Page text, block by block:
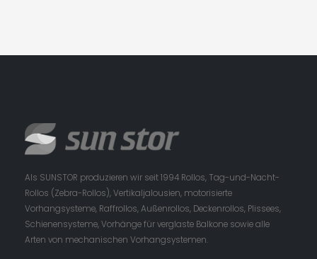
Als SUNSTOR produzieren wir seit 1994 Rollos, Tag-und-Nacht-
Rollos (Zebra-Rollos), Vertikaljalousien, motorisierte
Vorhangsysteme, Raffrollos, Außenrollos, Deckenrollos, Plissees,
Schienensysteme, Vorhänge für verglaste Balkone sowie alle
Arten von mechanischen Vorhangsystemen.